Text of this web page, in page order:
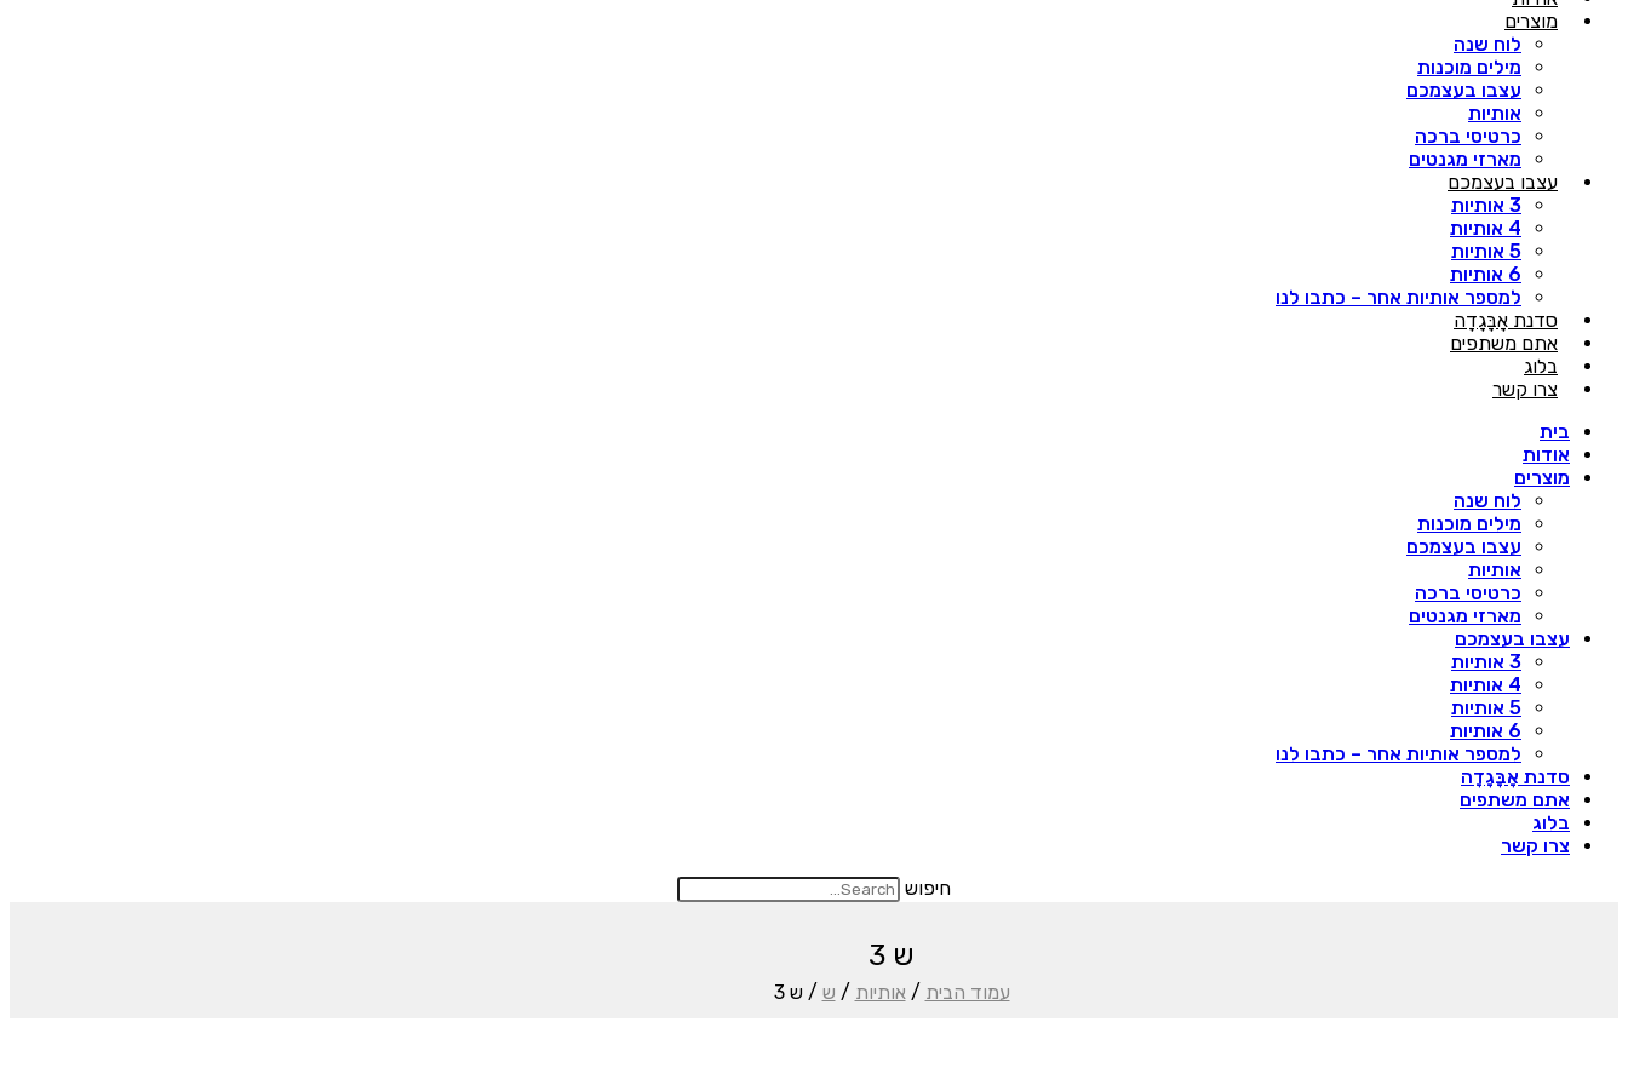
מוצרים
לוח שנה
מילים מוכנות
עצבו בעצמכם
אותיות
כרטיסי ברכה
מארזי מגנטים
עצבו בעצמכם
3 אותיות
4 אותיות
5 אותיות
6 אותיות
למספר אותיות אחר – כתבו לנו
סדנת אָבָּגָדָה
אתם משתפים
בלוג
צרו קשר
בית
אודות
מוצרים
לוח שנה
מילים מוכנות
עצבו בעצמכם
אותיות
כרטיסי ברכה
מארזי מגנטים
עצבו בעצמכם
3 אותיות
4 אותיות
5 אותיות
6 אותיות
למספר אותיות אחר – כתבו לנו
סדנת אָבָּגָדָה
אתם משתפים
בלוג
צרו קשר
חיפוש
ש 3
עמוד הבית /אותיות / ש / ש 3